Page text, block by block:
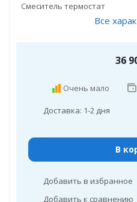
Смеситель термостат
Все
36
Очень мало
Доставка: 1-2 дня
В
Добавить в избранное
Добавить к сравнению